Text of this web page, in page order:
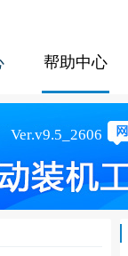
帮助中心